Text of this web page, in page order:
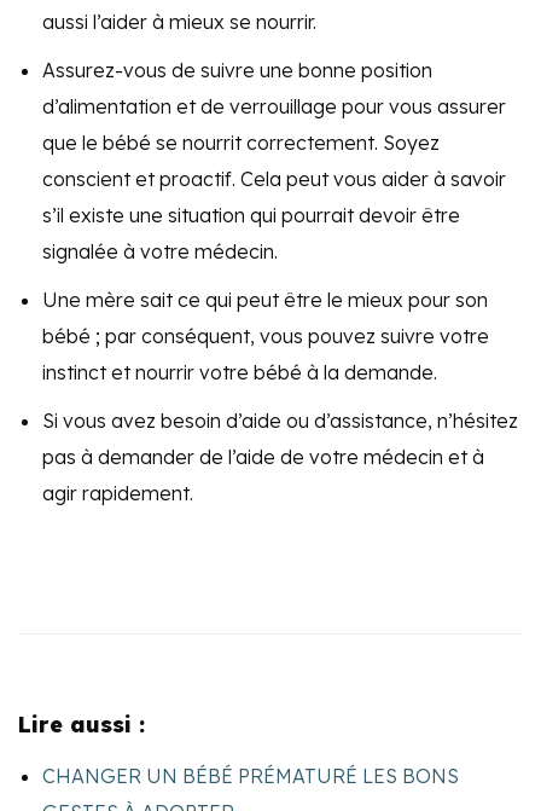
aussi l’aider à mieux se nourrir.
Assurez-vous de suivre une bonne position
d’alimentation et de verrouillage pour vous assurer
que le bébé se nourrit correctement. Soyez
conscient et proactif. Cela peut vous aider à savoir
s’il existe une situation qui pourrait devoir être
signalée à votre médecin.
Une mère sait ce qui peut être le mieux pour son
bébé ; par conséquent, vous pouvez suivre votre
instinct et nourrir votre bébé à la demande.
Si vous avez besoin d’aide ou d’assistance, n’hésitez
pas à demander de l’aide de votre médecin et à
agir rapidement.
Lire aussi :
CHANGER UN BÉBÉ PRÉMATURÉ LES BONS